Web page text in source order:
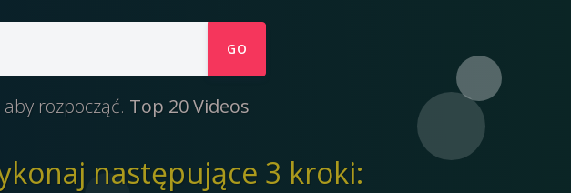
GO
rozpocząć. Top 20 Videos
następujące 3 kroki: